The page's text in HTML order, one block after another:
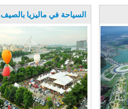
السياحة في ماليزيا بالصيف